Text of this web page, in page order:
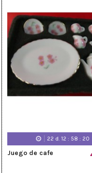
22 d. 12 :58 :18
Juego de cafe